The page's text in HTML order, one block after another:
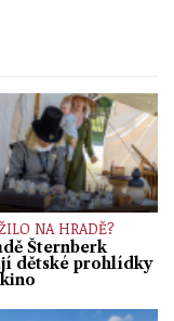
NA HRADĚ?
Šternberk
dětské prohlídky